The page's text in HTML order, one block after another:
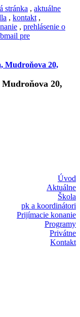
stránka , aktuálne
, kontakt ,
, prehlásenie o
pre
20,
Úvod
Aktuálne
Škola
pk a koordinátori
Prijímacie konanie
Programy
Privátne
Kontakt